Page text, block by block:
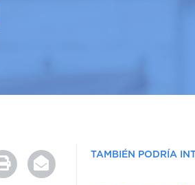
TAMBIÉN PODRÍA